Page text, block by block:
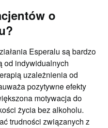
o
Esperalu są bardzo
od indywidualnych
uzależnienia od
pozytywne efekty
motywacja do
życia bez alkoholu.
trudności związanych z